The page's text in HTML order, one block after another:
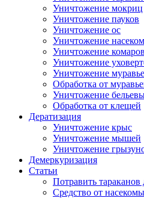
Уничтожение мокриц
Уничтожение пауков
Уничтожение ос
Уничтожение
Уничтожение комаров
Уничтожение
Уничтожение
Обработка от
Уничтожение
Обработка от клещей
Дератизация
Уничтожение крыс
Уничтожение мышей
Уничтожение
Демеркуризация
Статьи
Потравить тараканов
Средство от